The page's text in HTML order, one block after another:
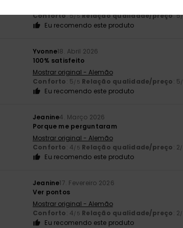
Conforto: 5/5 Relação qualidade/preço: 5
Eu recomendo este produto
Yvonne18. Abril 2026
100% satisfeito
Mostrar original - Alemão
Conforto: 5/5 Relação qualidade/preço: 5
Eu recomendo este produto
Jeanine4. Março 2026
Porque me perguntaram
Mostrar original - Alemão
Conforto: 4/5 Relação qualidade/preço: 2
Eu recomendo este produto
Jeanine17. Fevereiro 2026
Ver pontos
Mostrar original - Alemão
Conforto: 4/5 Relação qualidade/preço: 2
Eu recomendo este produto